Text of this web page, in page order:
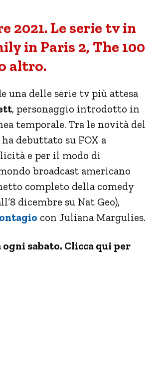
2021. Le serie tv in
in Paris 2, The 100
altro.
una delle serie tv più attesa
, personaggio introdotto in
temporale. Tra le novità del
ha debuttato su FOX a
e per il modo di
broadcast americano
completo della comedy
dicembre su Nat Geo),
con Juliana Margulies.
sabato. Clicca qui per